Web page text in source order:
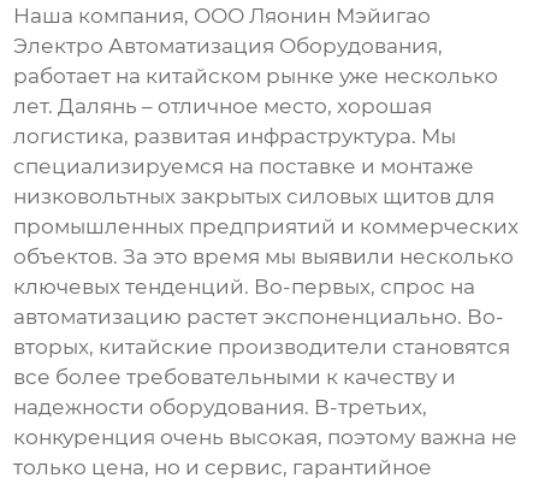
Наша компания, ООО Ляонин Мэйигао
Электро Автоматизация Оборудования,
работает на китайском рынке уже несколько
лет. Далянь – отличное место, хорошая
логистика, развитая инфраструктура. Мы
специализируемся на поставке и монтаже
низковольтных закрытых силовых щитов для
промышленных предприятий и коммерческих
объектов. За это время мы выявили несколько
ключевых тенденций. Во-первых, спрос на
автоматизацию растет экспоненциально. Во-
вторых, китайские производители становятся
все более требовательными к качеству и
надежности оборудования. В-третьих,
конкуренция очень высокая, поэтому важна не
только цена, но и сервис, гарантийное